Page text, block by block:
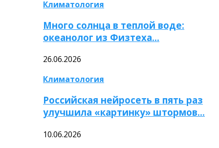
Климатология
Много солнца в теплой воде:
океанолог из Физтеха…
26.06.2026
Климатология
Российская нейросеть в пять раз
улучшила «картинку» штормов…
10.06.2026